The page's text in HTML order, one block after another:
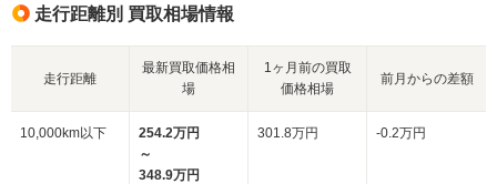
走行距離別 買取相場情報
走行距離
最新買取価格相
場
1ヶ月前の買取
価格相場
前月からの差額
10,000km以下
254.2万円
～
348.9万円
301.8万円 -0.2万円